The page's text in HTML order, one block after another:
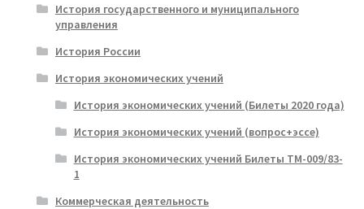
История государственного и муниципального
управления
История России
История экономических учений
История экономических учений (Билеты 2020 года)
История экономических учений (вопрос+эссе)
История экономических учений Билеты ТМ-009/83-
1
Коммерческая деятельность